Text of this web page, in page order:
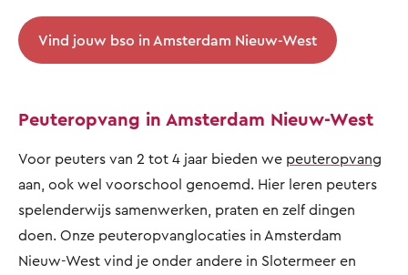
Vind jouw bso in Amsterdam Nieuw-West
Peuteropvang in Amsterdam Nieuw-West
Voor peuters van 2 tot 4 jaar bieden we peuteropvang
aan, ook wel voorschool genoemd. Hier leren peuters
spelenderwijs samenwerken, praten en zelf dingen
doen. Onze peuteropvanglocaties in Amsterdam
Nieuw-West vind je onder andere in Slotermeer en